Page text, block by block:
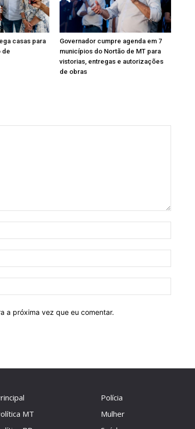
casas para
de
Governador cumpre agenda em 7
municípios do Nortão de MT para
vistorias, entregas e autorizações
de obras
mail:
a próxima vez que eu comentar.
MT
Polícia
Mulher